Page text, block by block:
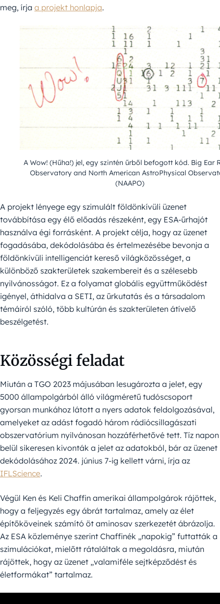
meg, írja a projekt honlapja.
A Wow! (Hűha!) jel, egy szintén űrből befogott kód. Big Ear
Observatory and North American AstroPhysical
(NAAPO)
A projekt lényege egy szimulált földönkívüli üzenet
továbbítása egy élő előadás részeként, egy ESA-űrhajót
használva égi forrásként. A projekt célja, hogy az üzenet
fogadásába, dekódolásába és értelmezésébe bevonja a
földönkívüli intelligenciát kereső világközösséget, a
különböző szakterületek szakembereit és a szélesebb
nyilvánosságot. Ez a folyamat globális együttműködést
igényel, áthidalva a SETI, az űrkutatás és a társadalom
témáiról szóló, több kultúrán és szakterületen átívelő
beszélgetést.
Közösségi feladat
Miután a TGO 2023 májusában lesugározta a jelet, egy
5000 állampolgárból álló világméretű tudóscsoport
gyorsan munkához látott a nyers adatok feldolgozásával,
amelyeket az adást fogadó három rádiócsillagászati
obszervatórium nyilvánosan hozzáférhetővé tett. Tíz napon
belül sikeresen kivonták a jelet az adatokból, bár az üzenet
dekódolásához 2024. június 7-ig kellett várni, írja az
IFLScience.
Végül Ken és Keli Chaffin amerikai állampolgárok rájöttek,
hogy a feljegyzés egy ábrát tartalmaz, amely az élet
építőköveinek számító öt aminosav szerkezetét ábrázolja.
Az ESA közleménye szerint Chaffinék „napokig” futtatták a
szimulációkat, mielőtt rátaláltak a megoldásra, miután
rájöttek, hogy az üzenet „valamiféle sejtképződést és
életformákat” tartalmaz.